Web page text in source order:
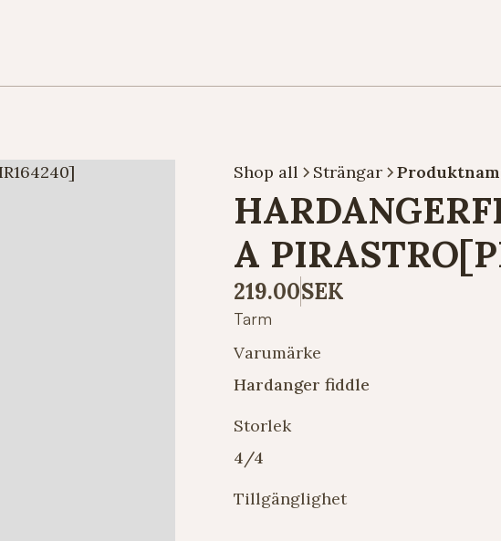
Shop all Strängar
A
219.00SEK
Tarm
Varumärke
Hardanger fiddle
Storlek
4/4
Tillgänglighet